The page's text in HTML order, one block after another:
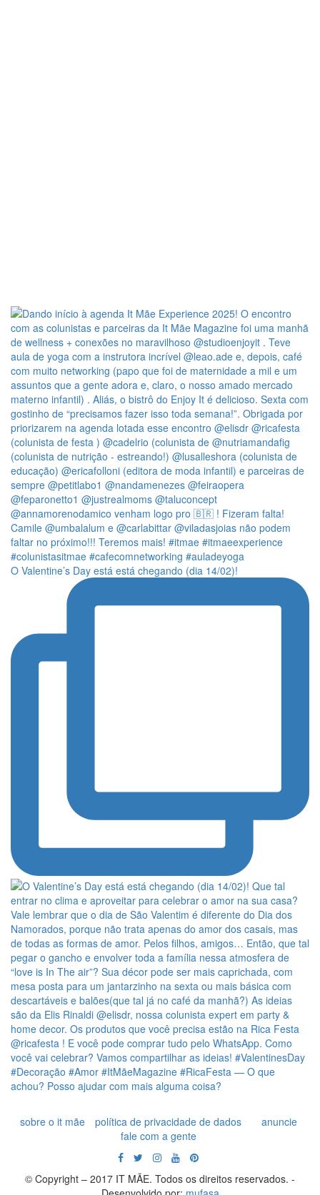
O Valentine’s Day está está chegando (dia 14/02)!
sobre o it mãe política de privacidade de dados
anuncie
fale com a gente
© Copyright – 2017 IT MÃE. Todos os direitos reservados. -